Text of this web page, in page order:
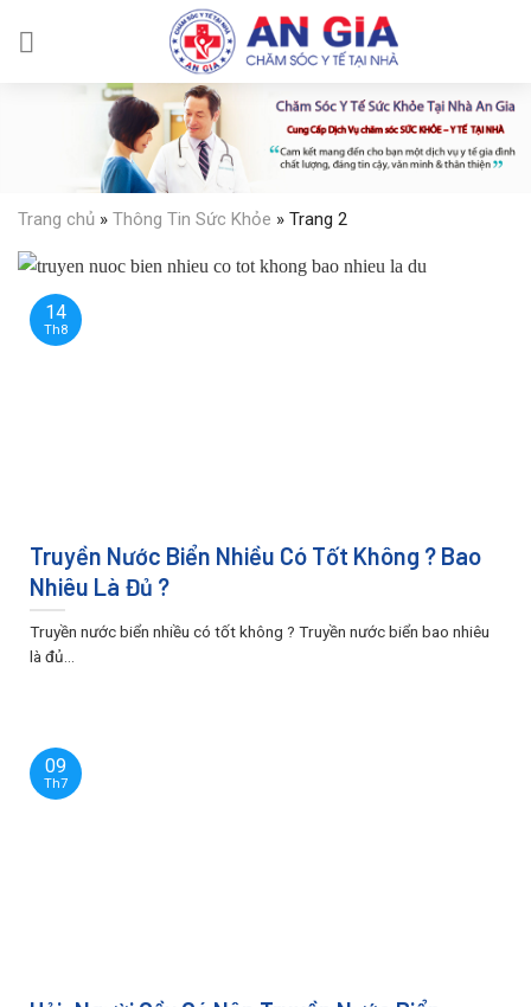
Trang chủ » Thông Tin Sức Khỏe » Trang 2
Truyền Nước Biển Nhiều Có Tốt Không ? Bao
Nhiêu Là Đủ ?
Truyền nước biển nhiều có tốt không ? Truyền nước biển bao nhiêu
là đủ...
14
Th8
09
Th7